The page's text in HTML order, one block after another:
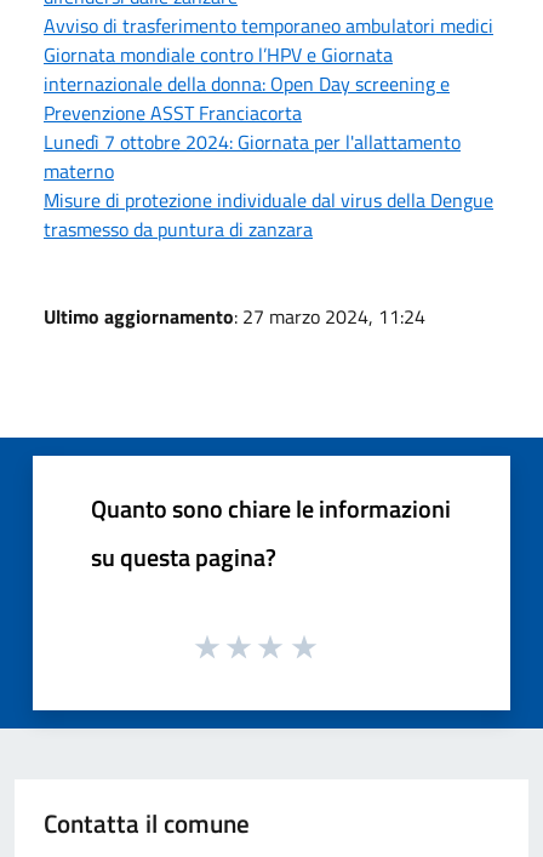
Avviso di trasferimento temporaneo ambulatori medici
Giornata mondiale contro l’HPV e Giornata
internazionale della donna: Open Day screening e
Prevenzione ASST Franciacorta
Lunedì 7 ottobre 2024: Giornata per l'allattamento
materno
Misure di protezione individuale dal virus della Dengue
trasmesso da puntura di zanzara
Ultimo aggiornamento: 27 marzo 2024, 11:24
Quanto sono chiare le informazioni
su questa pagina?
Contatta il comune